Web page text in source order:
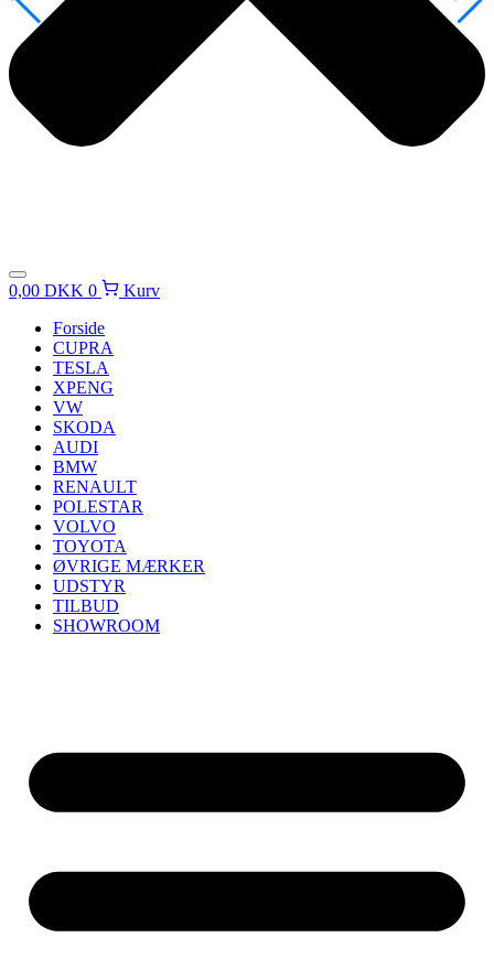
0,00 DKK 0
Kurv
Forside
CUPRA
TESLA
XPENG
VW
SKODA
AUDI
BMW
RENAULT
POLESTAR
VOLVO
TOYOTA
ØVRIGE MÆRKER
UDSTYR
TILBUD
SHOWROOM